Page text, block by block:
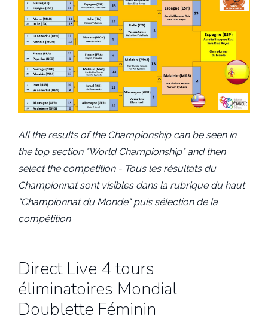
All the results of the Championship can be seen in
the top section "World Championship" and then
select the competition - Tous les résultats du
Championnat sont visibles dans la rubrique du haut
"Championnat du Monde" puis sélection de la
compétition
Direct Live 4 tours
éliminatoires Mondial
Doublette Féminin